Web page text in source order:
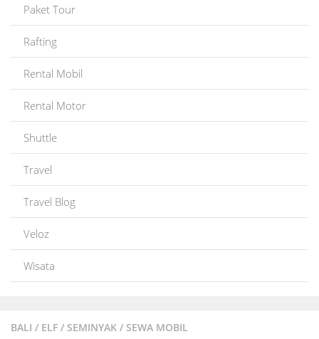
BALI / ELF / SEMINYAK / SEWA MOBIL
Paket Tour
Rafting
Rental Mobil
Rental Motor
Shuttle
Travel
Travel Blog
Veloz
Wisata